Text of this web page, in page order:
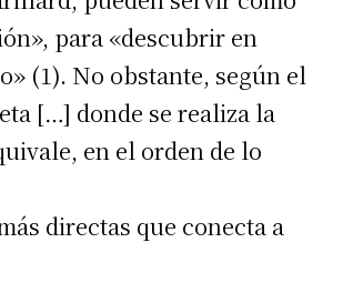
para «descubrir en
(1). No obstante, según el
[…] donde se realiza la
en el orden de lo
directas que conecta a